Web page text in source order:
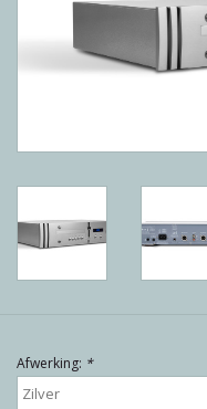
Reviews
Blog
Afwerking: *